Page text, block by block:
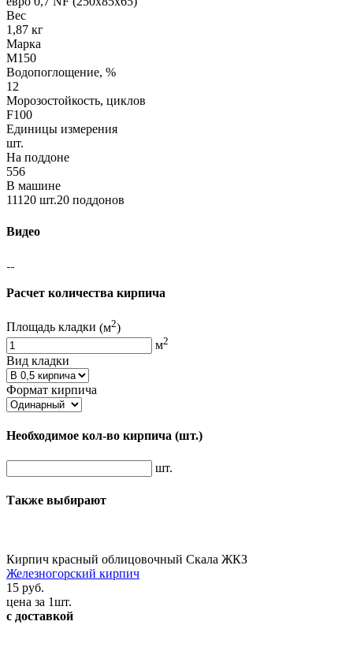
Вес
1,87 кг
Марка
М150
Водопоглощение, %
12
Морозостойкость, циклов
F100
Единицы измерения
шт.
На поддоне
556
В машине
11120 шт.20 поддонов
Видео
Расчет количества кирпича
Площадь кладки (м2)
м2
Вид кладки
Формат кирпича
Необходимое кол-во кирпича (шт.)
шт.
Также выбирают
Кирпич красный облицовочный Скала ЖКЗ
Железногорский кирпич
15 руб.
цена за 1шт.
с доставкой